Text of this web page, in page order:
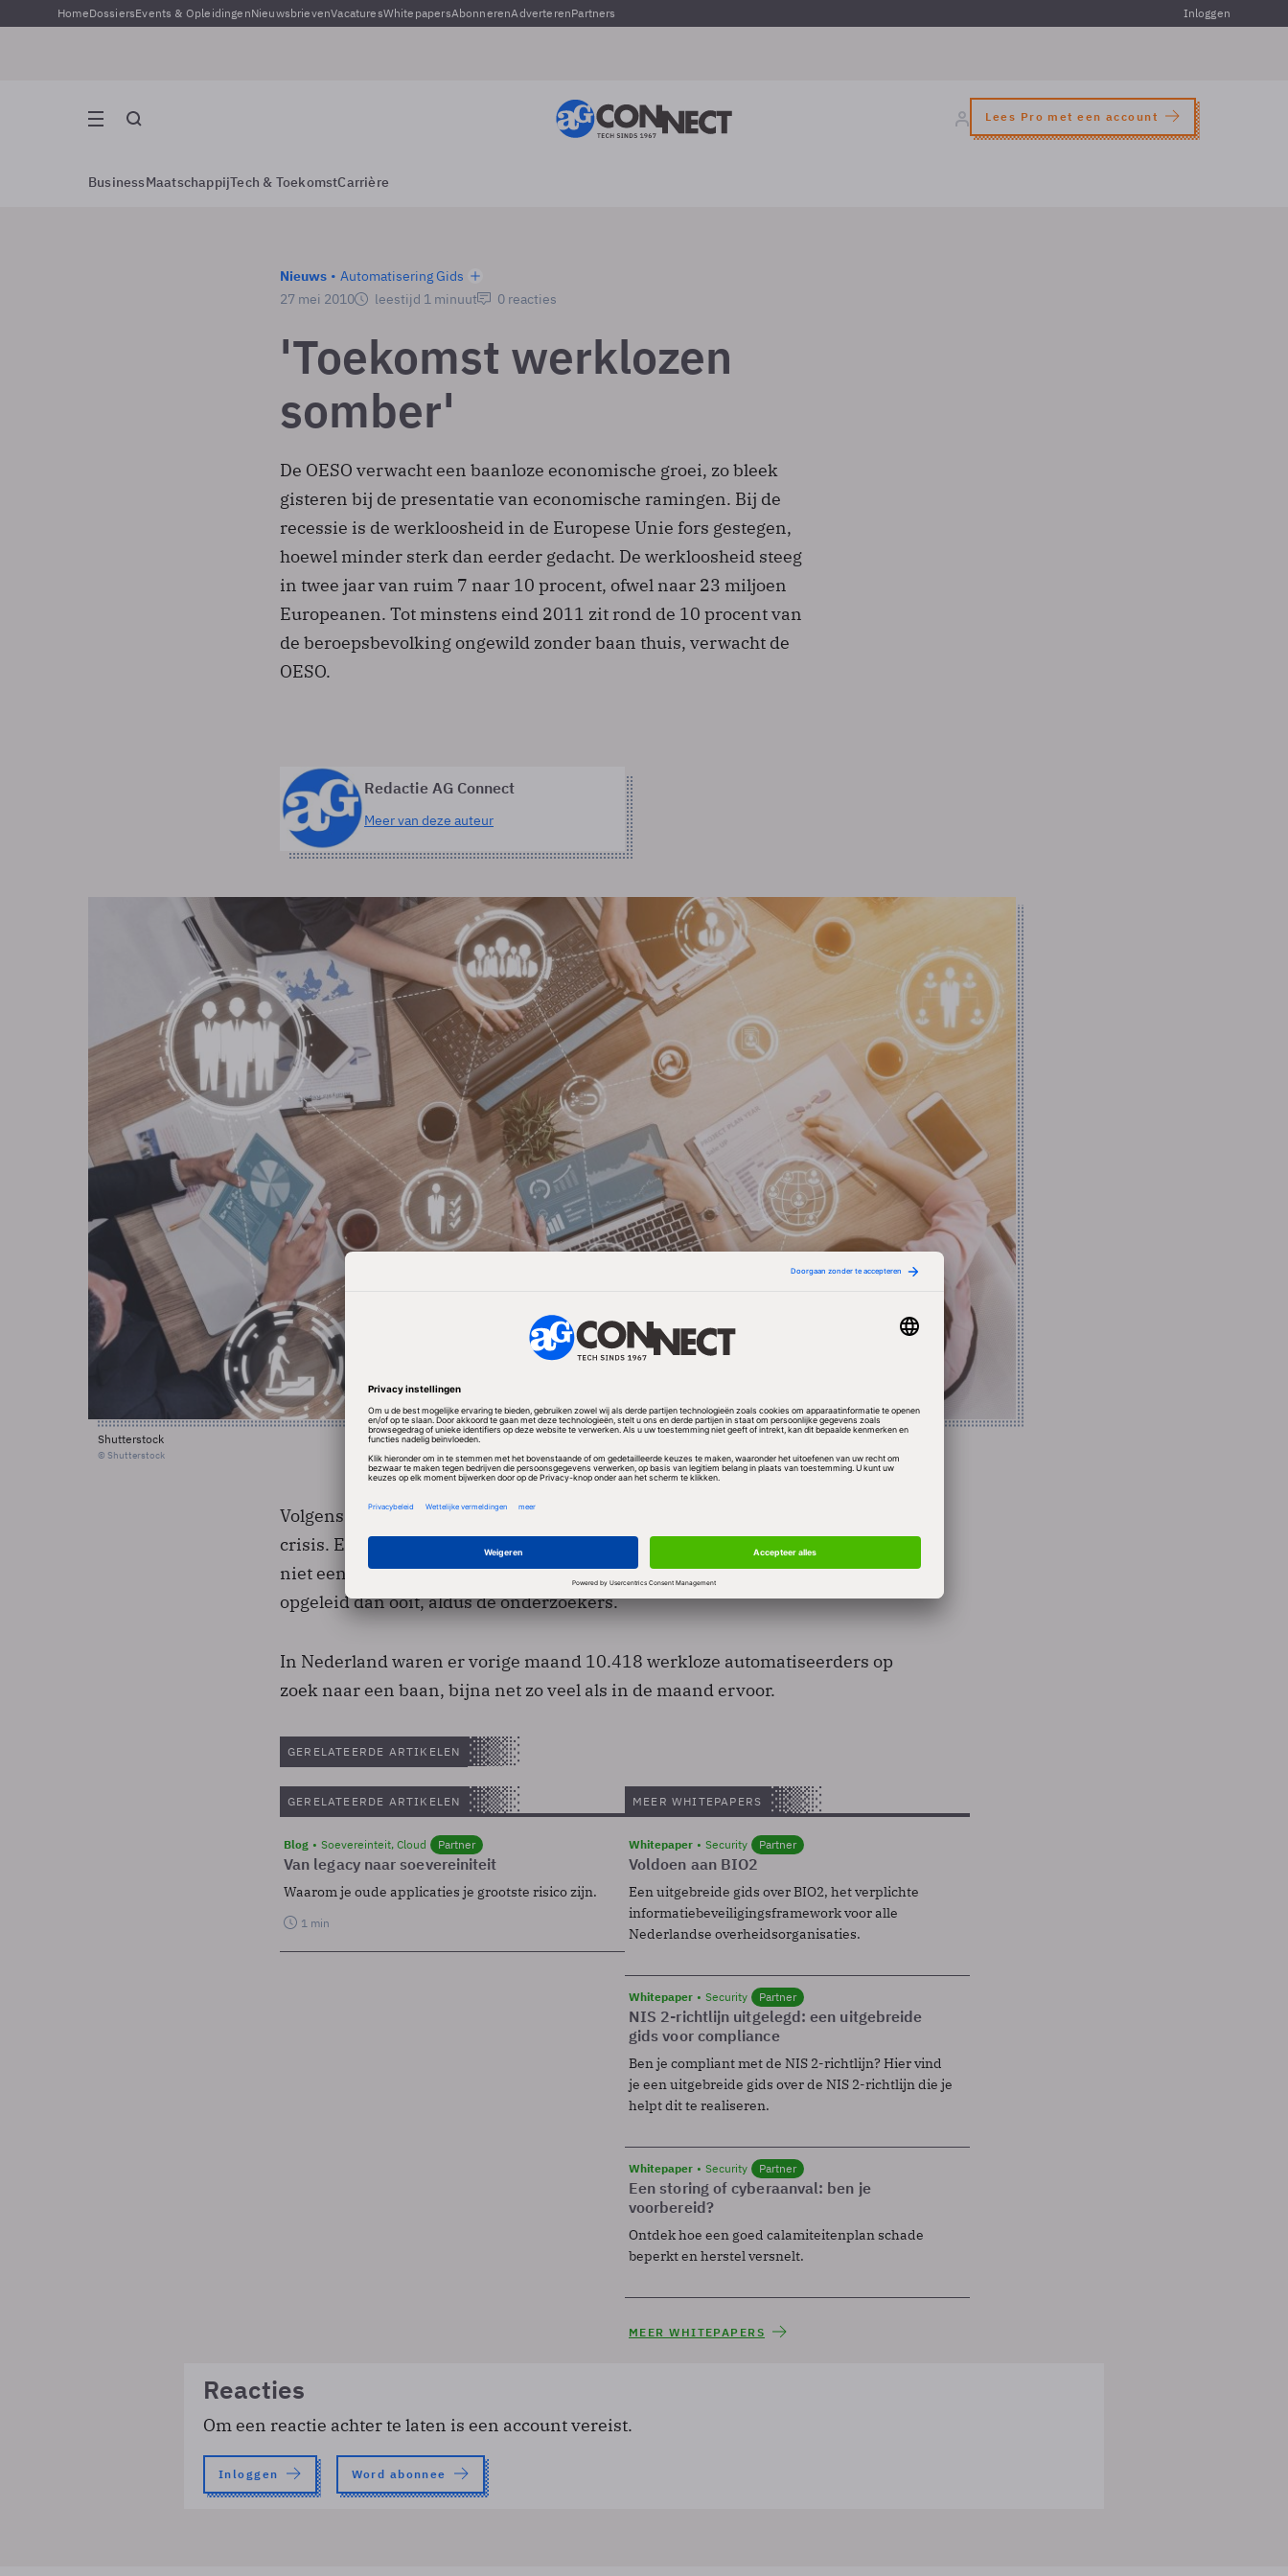
HomeDossiersEvents & OpleidingenNieuwsbrievenVacaturesWhitepapersAbonnerenAdverterenPartners Inloggen
Lees Pro met een account
BusinessMaatschappijTech & ToekomstCarrière
Nieuws
Automatisering Gids
27 mei 2010
leestijd 1 minuut 0 reacties
'Toekomst werklozen
somber'
De OESO verwacht een baanloze economische groei, zo bleek
gisteren bij de presentatie van economische ramingen. Bij de
recessie is de werkloosheid in de Europese Unie fors gestegen,
hoewel minder sterk dan eerder gedacht. De werkloosheid steeg
in twee jaar van ruim 7 naar 10 procent, ofwel naar 23 miljoen
Europeanen. Tot minstens eind 2011 zit rond de 10 procent van
de beroepsbevolking ongewild zonder baan thuis, verwacht de
OESO.
Redactie AG Connect
Meer van deze auteur
Shutterstock
© Shutterstock
Volgens de Europese organisatie betalen vooral jongeren de prijs van de
crisis. Een deel van de 5 miljoen jongere werklozen is zo ontmoedigd dat zij
niet eens meer zoeken naar een baan, ondanks dat deze generatie hoger is
opgeleid dan ooit, aldus de onderzoekers.
In Nederland waren er vorige maand 10.418 werkloze automatiseerders op
zoek naar een baan, bijna net zo veel als in de maand ervoor.
GERELATEERDE ARTIKELEN
GERELATEERDE ARTIKELEN
Blog Soevereinteit, Cloud Partner
Van legacy naar soevereiniteit
Waarom je oude applicaties je grootste risico zijn.
1 min
MEER WHITEPAPERS
Whitepaper Security Partner
Voldoen aan BIO2
Een uitgebreide gids over BIO2, het verplichte
informatiebeveiligingsframework voor alle
Nederlandse overheidsorganisaties.
Whitepaper Security Partner
NIS 2-richtlijn uitgelegd: een uitgebreide
gids voor compliance
Ben je compliant met de NIS 2-richtlijn? Hier vind
je een uitgebreide gids over de NIS 2-richtlijn die je
helpt dit te realiseren.
Whitepaper Security Partner
Een storing of cyberaanval: ben je
voorbereid?
Ontdek hoe een goed calamiteitenplan schade
beperkt en herstel versnelt.
MEER WHITEPAPERS
Reacties
Om een reactie achter te laten is een account vereist.
Inloggen Word abonnee